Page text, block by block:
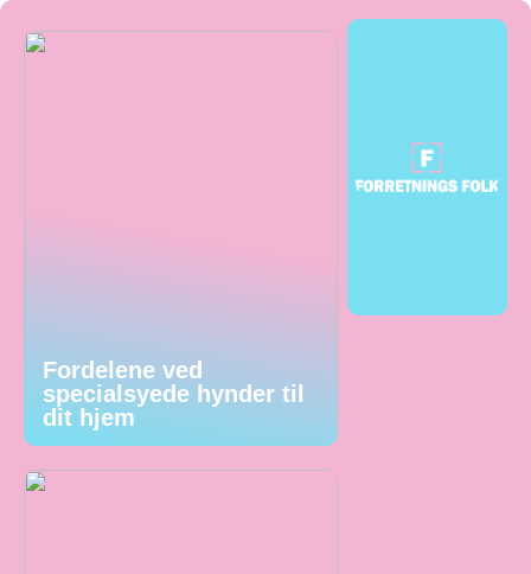
Fordelene ved
specialsyede hynder til
dit hjem